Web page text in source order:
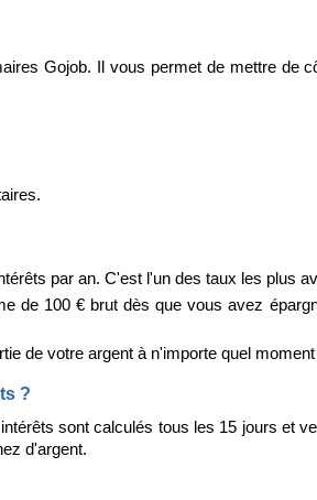
Gojob. Il vous permet de mettre de
par an. C'est l'un des taux les plus
de 100 € brut dès que vous avez
de votre argent à n'importe quel
?
sont calculés tous les 15 jours et
d'argent.